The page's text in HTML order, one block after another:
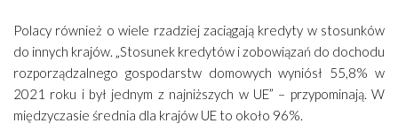
Polacy również o wiele rzadziej zaciągają kredyty w stosunków
do innych krajów. „Stosunek kredytów i zobowiązań do dochodu
rozporządzalnego gospodarstw domowych wyniósł 55,8% w
2021 roku i był jednym z najniższych w UE” – przypominają. W
międzyczasie średnia dla krajów UE to około 96%.